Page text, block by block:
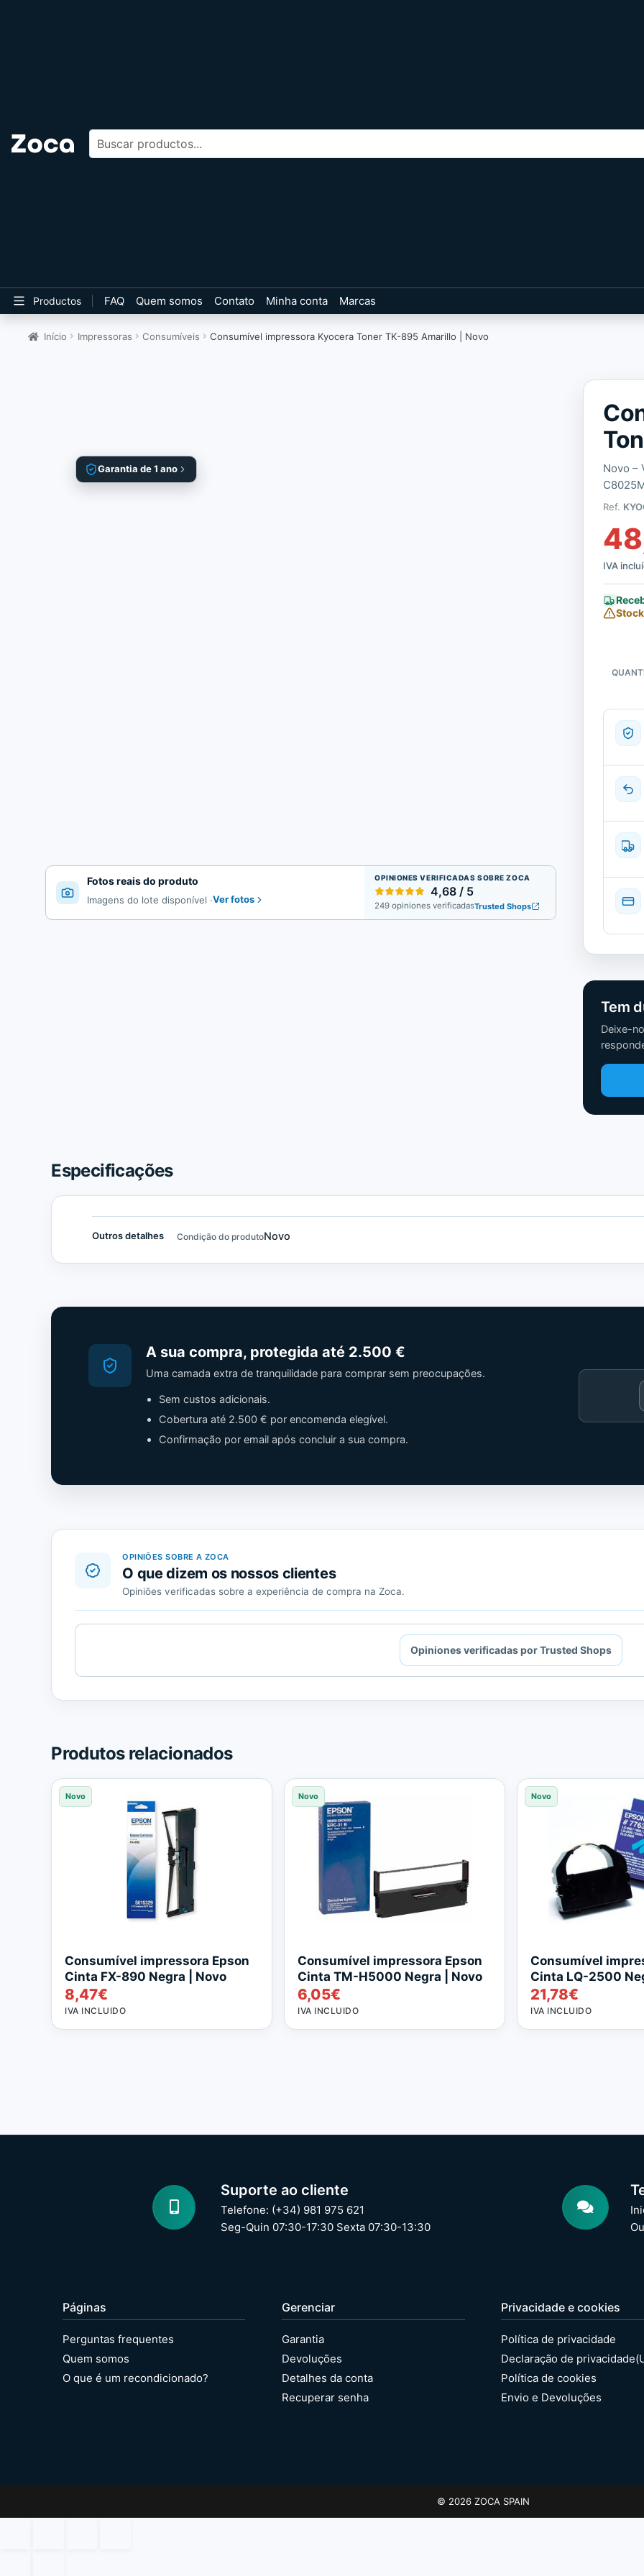
Buscar productos
Productos FAQ Quem somos Contato Minha conta Marcas
Início Impressoras Consumíveis Consumível impressora Kyocera Toner TK-895 Amarillo | Novo
Garantia de 1 ano
Fotos reais do produto
Imagens do lote disponível ·Ver fotos
OPINIONES VERIFICADAS SOBRE ZOCA
4,68 / 5
249 opiniones verificadasTrusted Shops
Novo –
Ref.
IVA
Kyocera
TK-
895
Novo
Tem
Deixe-
Especificações
Outros detalhes Condição do produtoNovo
A sua compra, protegida até 2.500 €
Uma camada extra de tranquilidade para comprar sem preocupações.
Sem custos adicionais.
Cobertura até 2.500 € por encomenda elegível.
Confirmação por email após concluir a sua compra.
contenido
de
OPINIÕES SOBRE A ZOCA
O que dizem os nossos clientes
Opiniões verificadas sobre a experiência de compra na Zoca.
de
Opiniones verificadas por Trusted Shops
Produtos relacionados
Novo
Consumível impressora Epson
Cinta FX-890 Negra | Novo
8,47€
IVA INCLUIDO
Novo
Consumível impressora Epson
Cinta TM-H5000 Negra | Novo
6,05€
IVA INCLUIDO
Novo
Consumível
Cinta LQ-2500
21,78€
IVA INCLUIDO
Suporte ao cliente
Telefone: (+34) 981 975 621
Seg-Quin 07:30-17:30 Sexta 07:30-13:30
Páginas
Perguntas frequentes
Quem somos
O que é um recondicionado?
Gerenciar
Garantia
Devoluções
Detalhes da conta
Recuperar senha
Privacidade e cookies
Política de privacidade
Declaração de
Política de cookies
Envio e Devoluções
© 2026 ZOCA SPAIN